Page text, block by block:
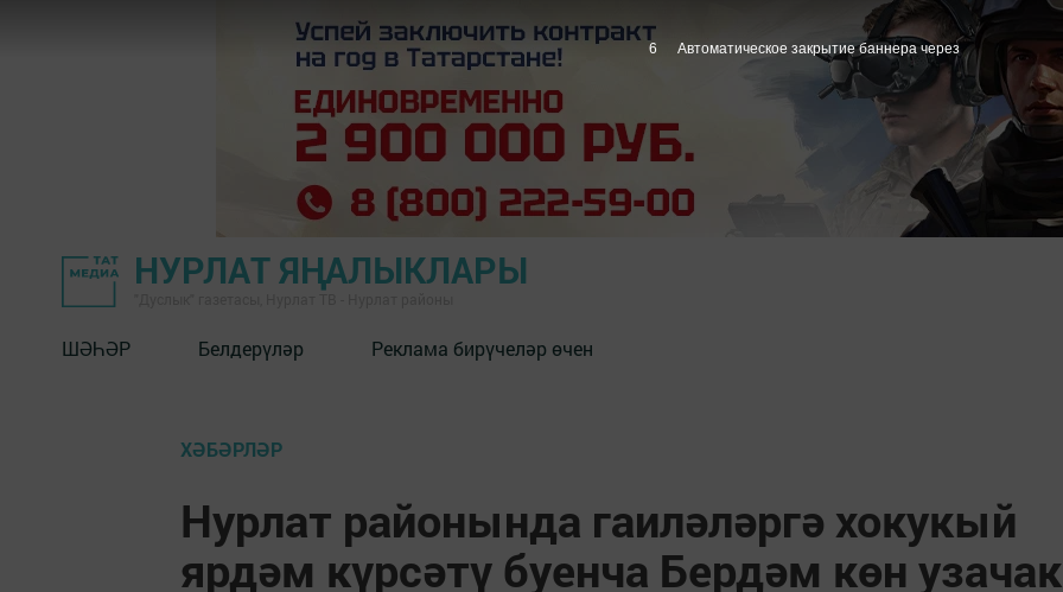
НУРЛАТ ЯҢАЛЫКЛАРЫ
ШӘҺӘР Белдерүләр Реклама бирүчеләр өчен
ХӘБӘРЛӘР
Нурлат районында гаиләләргә хокукый
ярдәм күрсәтү буенча Бердәм көн узачак
5 Автоматическое закрытие баннера через